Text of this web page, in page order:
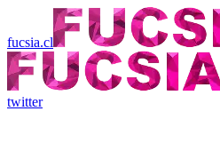
fucsia.cl
twitter